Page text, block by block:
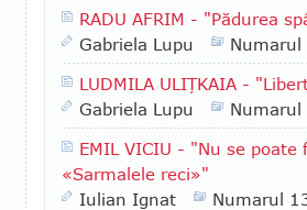
RADU AFRIM - "Pădurea
Gabriela Lupu
LUDMILA ULIŢKAIA -
Gabriela Lupu
EMIL VICIU - "Nu se
«Sarmalele reci»"
Iulian Ignat
Numarul